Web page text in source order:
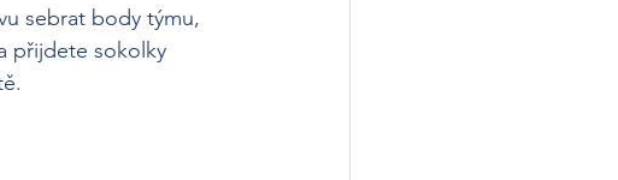
sebrat body týmu,
přijdete sokolky